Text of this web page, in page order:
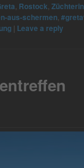
Rostock
aus-schermen
| Leave a reply